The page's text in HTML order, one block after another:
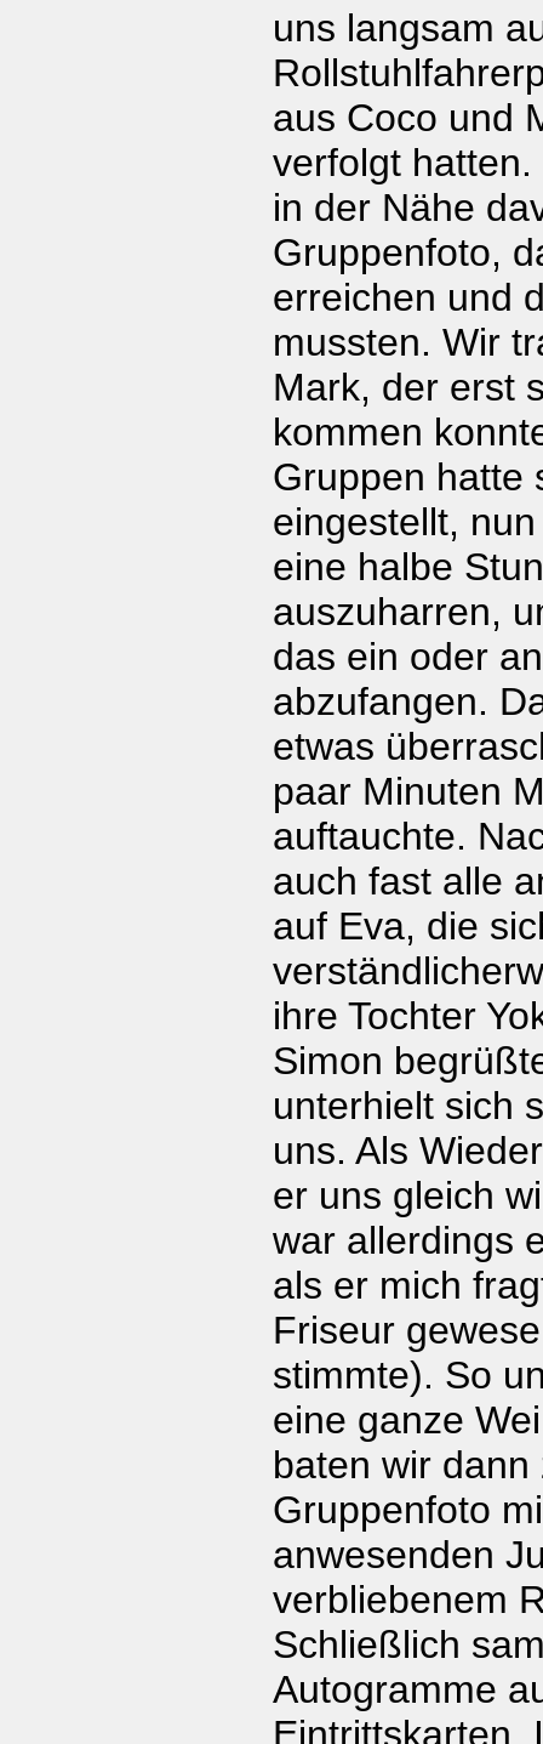
uns langsam
aus Coco und
verfolgt
in der Nähe
Gruppenfoto,
erreichen und
mussten. Wir
Mark, der erst
kommen
Gruppen hatte
eingestellt,
eine halbe
auszuharren,
das ein oder
abzufangen.
etwas
paar Minuten
auftauchte.
auch fast alle
auf Eva, die
ihre Tochter
Simon
unterhielt sich
uns. Als
er uns gleich
war allerdings
als er mich
Friseur
stimmte). So
eine ganze
baten wir
Gruppenfoto
anwesenden
verbliebenem
Schließlich
Autogramme
Eintrittskarten.